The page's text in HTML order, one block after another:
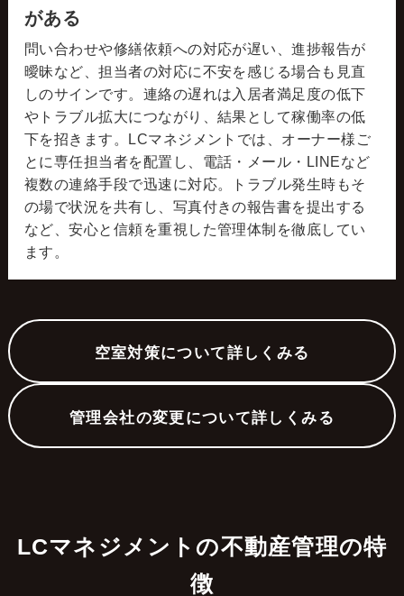
がある
問い合わせや修繕依頼への対応が遅い、進捗報告が
曖昧など、担当者の対応に不安を感じる場合も見直
しのサインです。連絡の遅れは入居者満足度の低下
やトラブル拡大につながり、結果として稼働率の低
下を招きます。LCマネジメントでは、オーナー様ご
とに専任担当者を配置し、電話・メール・LINEなど
複数の連絡手段で迅速に対応。トラブル発生時もそ
の場で状況を共有し、写真付きの報告書を提出する
など、安心と信頼を重視した管理体制を徹底してい
ます。
空室対策について詳しくみる
管理会社の変更について詳しくみる
LCマネジメントの不動産管理の特
徴